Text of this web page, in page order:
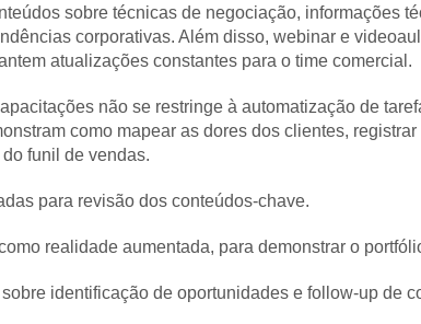
sobre técnicas de negociação, informações
corporativas. Além disso, webinar e
atualizações constantes para o time comercial.
não se restringe à automatização de
como mapear as dores dos clientes,
funil de vendas.
para revisão dos conteúdos-chave.
realidade aumentada, para demonstrar o
identificação de oportunidades e follow-up de